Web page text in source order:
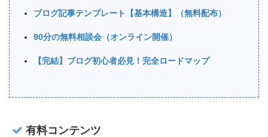
ブログ記事テンプレート【基本構造】（無料配布）
90分の無料相談会（オンライン開催）
【完結】ブログ初心者必見！完全ロードマップ
有料コンテンツ